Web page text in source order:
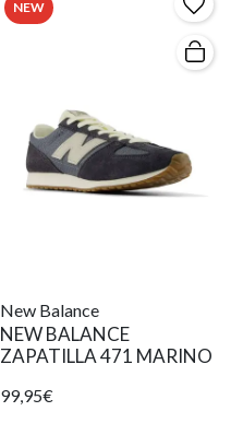
NEW
New Balance
NEW BALANCE
ZAPATILLA 471 MARINO
99,95€